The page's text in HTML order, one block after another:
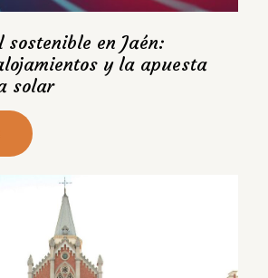
en Jaén:
y la apuesta
solar